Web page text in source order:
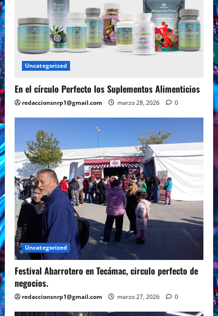
Uncategorized
En el círculo Perfecto los Suplementos Alimenticios
redaccionsnrp1@gmail.com marzo 28, 2026 0
Uncategorized
Festival Abarrotero en Tecámac, circulo perfecto de
negocios.
redaccionsnrp1@gmail.com marzo 27, 2026 0